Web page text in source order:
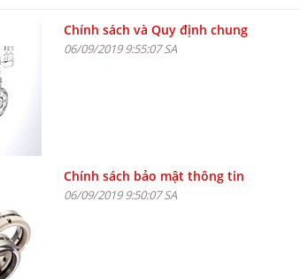
Chính sách và Quy định chung
06/09/2019 9:55:07 SA
Chính sách bảo mật thông tin
06/09/2019 9:50:07 SA